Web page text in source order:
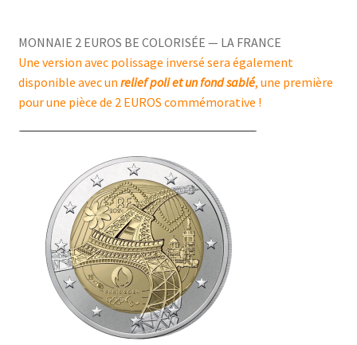
MONNAIE 2 EUROS BE COLORISÉE — LA FRANCE
Une version avec polissage inversé sera également
disponible avec un relief poli et un fond sablé, une première
pour une pièce de 2 EUROS commémorative !